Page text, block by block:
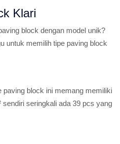
Klari
block dengan model unik?
untuk memilih tipe paving block
paving block ini memang memiliki
sendiri seringkali ada 39 pcs yang